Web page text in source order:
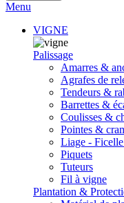
Menu
VIGNE
Palissage
Amarres &
Agrafes de
Tendeurs &
Barrettes &
Coulisses &
Pointes &
Liage -
Piquets
Tuteurs
Fil à vigne
Plantation &